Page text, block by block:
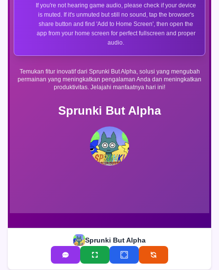
Sprunki But Alpha
Temukan fitur inovatif dari Sprunki But Alpha, solusi yang mengubah
permainan yang meningkatkan pengalaman Anda dan meningkatkan
produktivitas. Jelajahi manfaatnya hari ini!
If you're not hearing game audio, please check if your device
is muted. If it's unmuted but still no sound, tap the browser's
share button and find 'Add to Home Screen', then open the
app from your home screen for perfect fullscreen and proper
audio.
Sprunki But Alpha